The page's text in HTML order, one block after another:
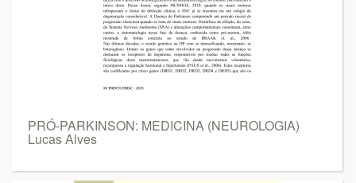
PRÓ-PARKINSON: MEDICINA (NEUROLOGIA)
Lucas Alves